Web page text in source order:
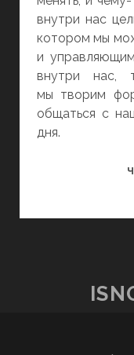
внутри нас
котором мы
и
внутри нас,
мы творим
общаться с
дня.